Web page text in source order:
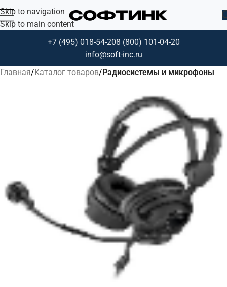
Skip to navigation
Skip to main content
+7 (495) 018-54-208 (800) 101-04-20
info@soft-inc.ru
Главная Каталог товаров Радиосистемы и микрофоны